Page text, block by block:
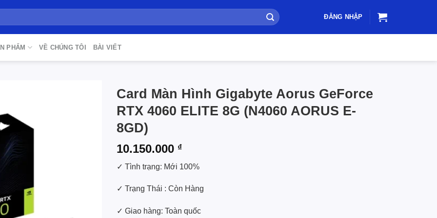
ĐĂNG NHẬP
PHẨM VỀ CHÚNG TÔI BÀI VIẾT
Card Màn Hình Gigabyte Aorus GeForce
RTX 4060 ELITE 8G (N4060 AORUS E-
8GD)
10.150.000 ₫
✓ Tình trạng: Mới 100%
✓ Trạng Thái : Còn Hàng
✓ Giao hàng: Toàn quốc